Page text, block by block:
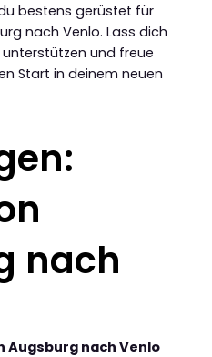
bestens gerüstet für
nach Venlo. Lass dich
und freue
Start in deinem neuen
nach
Augsburg nach Venlo